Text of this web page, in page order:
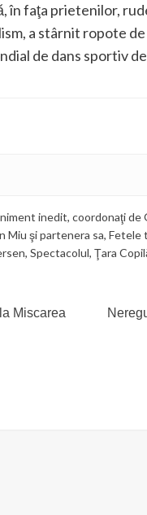
în faţa prietenilor,
a stârnit ropote
de dans sportiv
inedit, coordonaţi de
Miu şi partenera sa, Fetele
, Spectacolul, Ţara
Miscarea